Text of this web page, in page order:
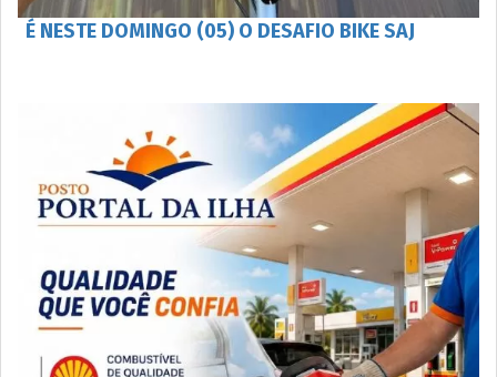
É NESTE DOMINGO (05) O DESAFIO BIKE SAJ